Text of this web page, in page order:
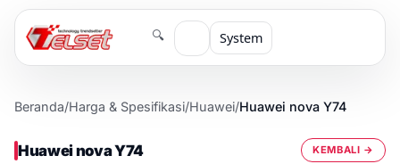
🔍 System
Beranda/Harga & Spesifikasi/Huawei/Huawei nova Y74
Huawei nova Y74 KEMBALI →